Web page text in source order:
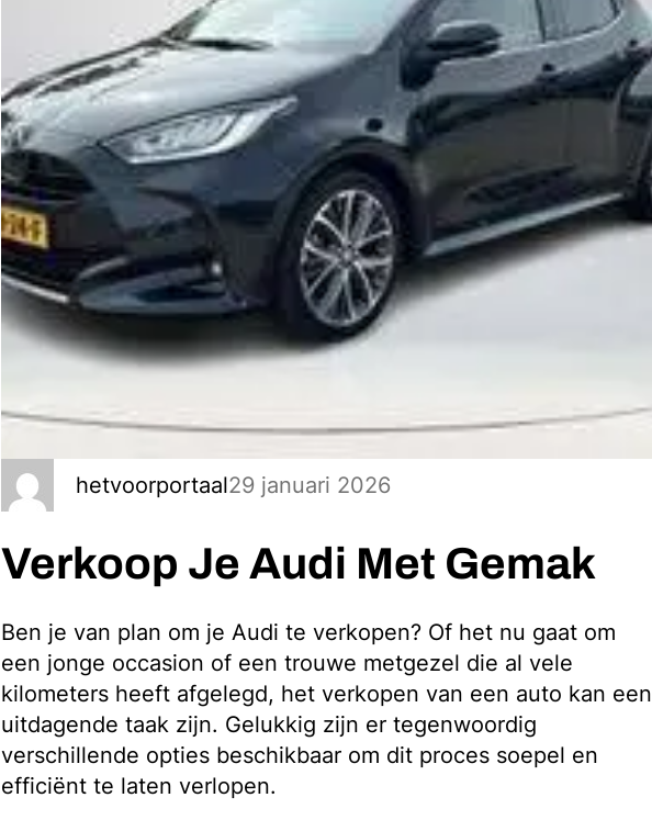
hetvoorportaal29 januari 2026
Verkoop Je Audi Met Gemak
Ben je van plan om je Audi te verkopen? Of het nu gaat om
een jonge occasion of een trouwe metgezel die al vele
kilometers heeft afgelegd, het verkopen van een auto kan een
uitdagende taak zijn. Gelukkig zijn er tegenwoordig
verschillende opties beschikbaar om dit proces soepel en
efficiënt te laten verlopen.